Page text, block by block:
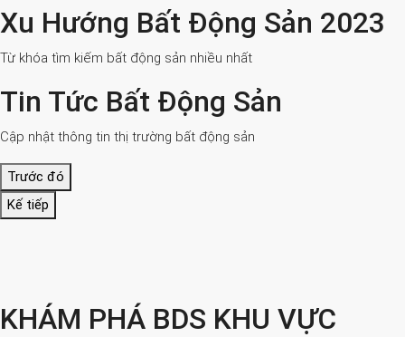
Xu Hướng Bất Động Sản 2023
Từ khóa tìm kiếm bất động sản nhiều nhất
Tin Tức Bất Động Sản
Cập nhật thông tin thị trường bất động sản
Trước đó
Kế tiếp
KHÁM PHÁ BDS KHU VỰC